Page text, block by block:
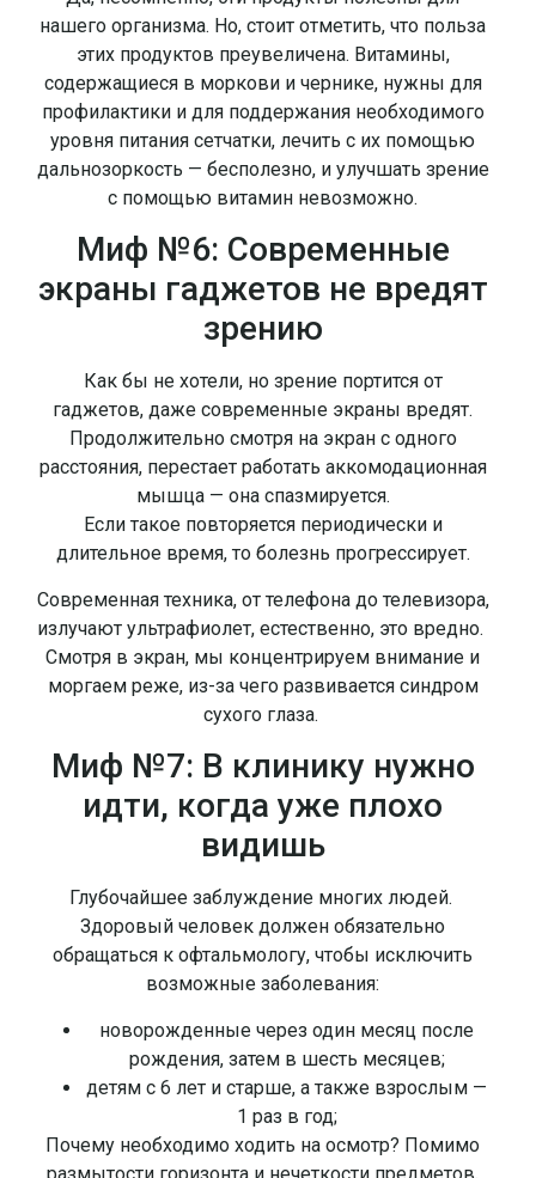
нашего организма. Но, стоит отметить, что польза
этих продуктов преувеличена. Витамины,
содержащиеся в моркови и чернике, нужны для
профилактики и для поддержания необходимого
уровня питания сетчатки, лечить с их помощью
дальнозоркость — бесполезно, и улучшать зрение
с помощью витамин невозможно.
Миф №6: Современные
экраны гаджетов не вредят
зрению
Как бы не хотели, но зрение портится от
гаджетов, даже современные экраны вредят.
Продолжительно смотря на экран с одного
расстояния, перестает работать аккомодационная
мышца — она спазмируется.
Если такое повторяется периодически и
длительное время, то болезнь прогрессирует.
Современная техника, от телефона до телевизора,
излучают ультрафиолет, естественно, это вредно.
Смотря в экран, мы концентрируем внимание и
моргаем реже, из-за чего развивается синдром
сухого глаза.
Миф №7: В клинику нужно
идти, когда уже плохо
видишь
Глубочайшее заблуждение многих людей.
Здоровый человек должен обязательно
обращаться к офтальмологу, чтобы исключить
возможные заболевания:
новорожденные через один месяц после
рождения, затем в шесть месяцев;
детям с 6 лет и старше, а также взрослым —
1 раз в год;
Почему необходимо ходить на осмотр? Помимо
размытости горизонта и нечеткости предметов,